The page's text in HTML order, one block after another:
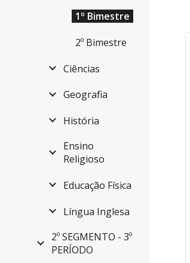
1º Bimestre
2º Bimestre
Ciências
Geografia
História
Ensino
Religioso
Educação Física
Língua Inglesa
2º SEGMENTO - 3º
PERÍODO